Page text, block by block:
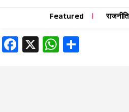
Featured राजनीति
Facebook
X WhatsApp